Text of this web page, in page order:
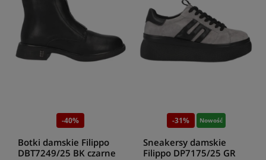
-40%
Botki damskie Filippo
DBT7249/25 BK czarne
-31% Nowość
Sneakersy damskie
Filippo DP7175/25 GR